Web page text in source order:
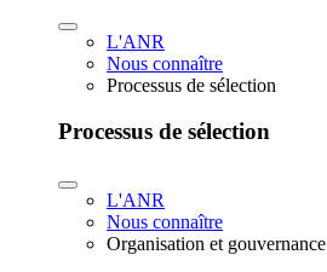
L'ANR
Nous connaître
Processus de sélection
Processus de sélection
L'ANR
Nous connaître
Organisation et gouvernance